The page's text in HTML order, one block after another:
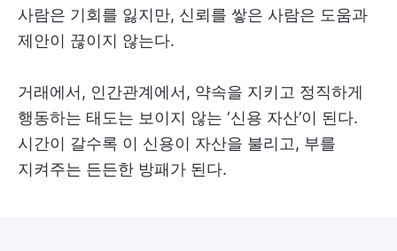
사람은 기회를 잃지만, 신뢰를 쌓은 사람은 도움과
제안이 끊이지 않는다.
거래에서, 인간관계에서, 약속을 지키고 정직하게
행동하는 태도는 보이지 않는 ‘신용 자산’이 된다.
시간이 갈수록 이 신용이 자산을 불리고, 부를
지켜주는 든든한 방패가 된다.